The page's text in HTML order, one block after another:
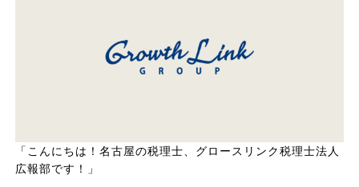
「こんにちは！名古屋の税理士、グロースリンク税理士法人
広報部です！」